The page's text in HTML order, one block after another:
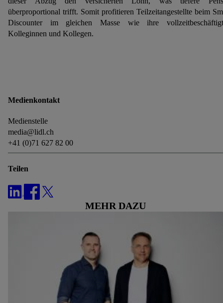
überproportional trifft. Somit profitieren Teilzeitangestellte beim
Discounter im gleichen Masse wie ihre
Kolleginnen und Kollegen.
Medienkontakt
Medienstelle
media@lidl.ch
+41 (0)71 627 82 00
Teilen
MEHR DAZU
Speicherdauer der Daten und zu deinem Recht, deine
Einwilligung jederzeit mit Wirkung für die Zukunft zu
widerrufen, findest du in unserenDatenschutzbestimmungen.
Die Impressen findest du hier.